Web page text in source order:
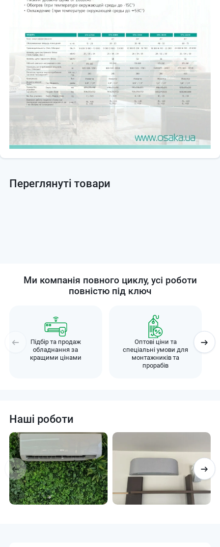
👉 Це класичний“робочий варіант без переплати”
нормальна тиха робота для спальні
👉 Але важливо розуміти:
немає преміум функцій (типу притоку повітря як у TCL)
базова фільтрація
простіший функціонал
Чому варто обрати Osaka STV-07HH5
✔ хороший варіант, якщо потрібенбюджетний інвертор
✔ підходить для маленьких кімнат
👉 Якщо коротко: це один із найдоступніших інверторних
, який просто робить свою роботу без переплати за
“фішки”.
Переглянуті товари
Ми компанія повного циклу, усі роботи
повністю під ключ
Підбір та продаж
обладнання за
кращими цінами
Оптові ціни та
спеціальні умови для
монтажників та
прорабів
Наші роботи